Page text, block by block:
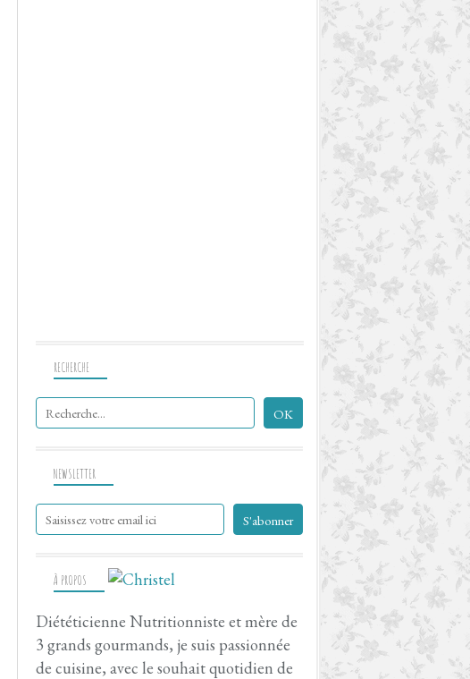
NEWSLETTER
RECHERCHE
À PROPOS
Diététicienne Nutritionniste et mère de
3 grands gourmands, je suis passionnée
de cuisine, avec le souhait quotidien de